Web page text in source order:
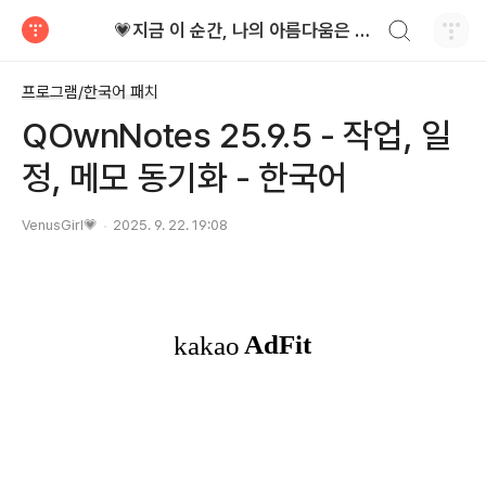
💗지금 이 순간, 나의 아름다움은 가장 빛난다!
프로그램/한국어 패치
QOwnNotes 25.9.5 - 작업, 일
정, 메모 동기화 - 한국어
VenusGirl💗 2025. 9. 22. 19:08